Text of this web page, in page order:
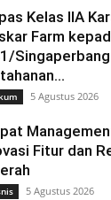
Kelas IIA
Farm
5 Agustus 2026
Fitur dan
5 Agustus 2026